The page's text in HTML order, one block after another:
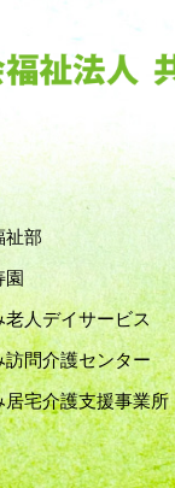
祉部
園
老人デイサービス
訪問介護センター
居宅介護支援事業所